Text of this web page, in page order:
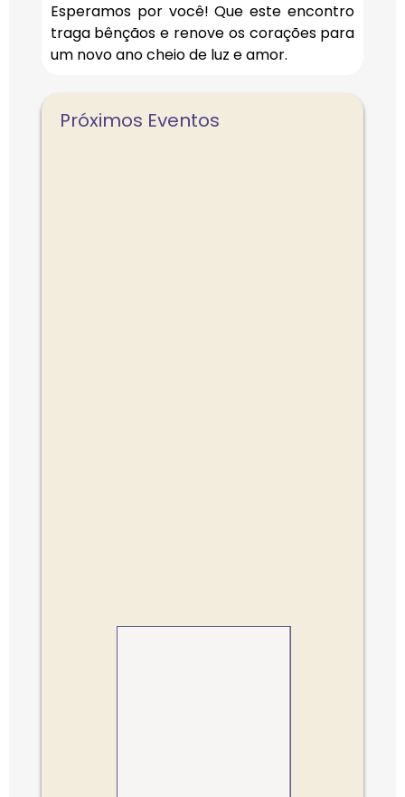
Próximos Eventos
Esperamos por você! Que este encontro
traga bênçãos e renove os corações para
um novo ano cheio de luz e amor.